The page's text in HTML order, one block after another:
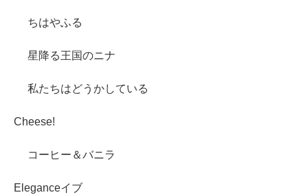
ちはやふる
星降る王国のニナ
私たちはどうかしている
Cheese!
コーヒー＆バニラ
Eleganceイブ